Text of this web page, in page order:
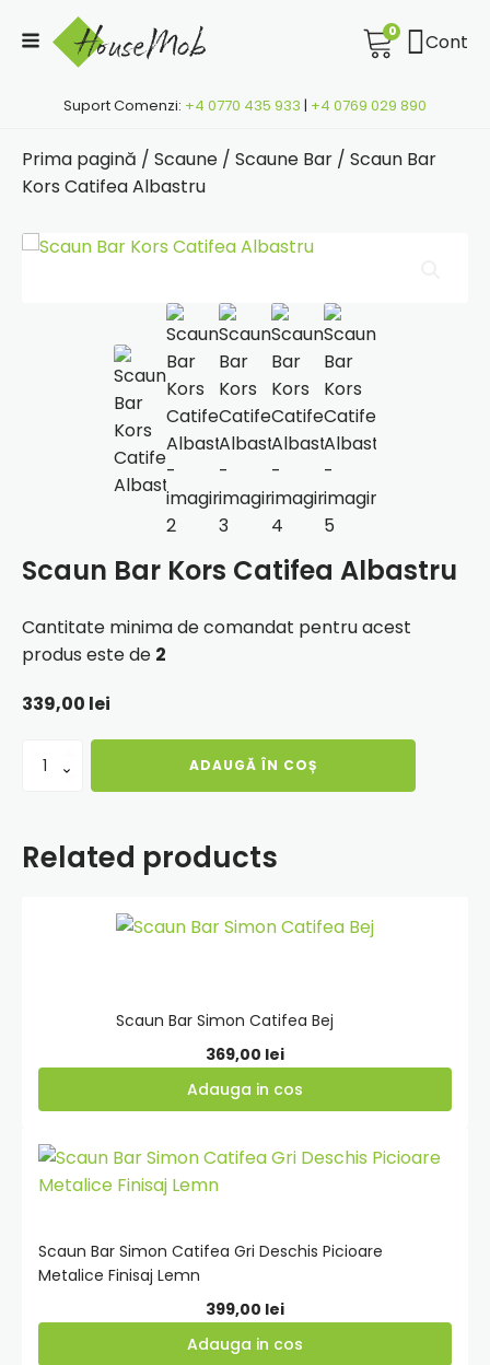
0 Cont
Suport Comenzi: +4 0770 435 933 | +4 0769 029 890
Prima pagină / Scaune / Scaune Bar / Scaun Bar
Kors Catifea Albastru
Scaun Bar Kors Catifea Albastru
Cantitate minima de comandat pentru acest
produs este de 2
339,00 lei
Cantitate
Catifea
Albastru
ADAUGĂ ÎN COȘ
Related products
Scaun Bar Simon Catifea Bej
369,00 lei
Adauga in cos
Adauga
Scaun Bar Simon Catifea Gri Deschis Picioare
Metalice Finisaj Lemn
399,00 lei
Adauga in cos
Adauga